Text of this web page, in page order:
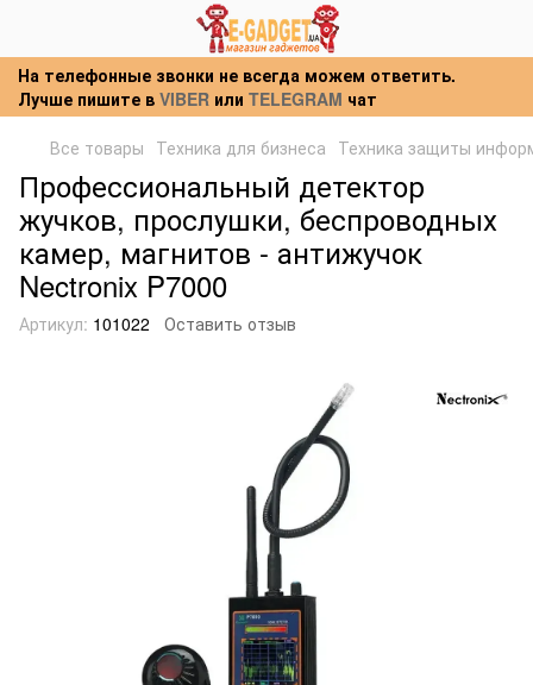
На телефонные звонки не всегда можем ответить.
Лучше пишите в VIBER или TELEGRAM чат
Все товары Техника для бизнеса Техника защиты
Профессиональный детектор
жучков, прослушки, беспроводных
камер, магнитов - антижучок
Nectronix P7000
Артикул: 101022 Оставить отзыв